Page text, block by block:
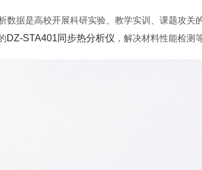
据是高校开展科研实验、教学实训、课题攻关
DZ-STA401同步热分析仪 ，解决材料性能检测